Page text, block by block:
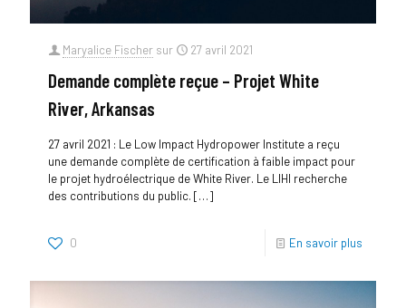
Maryalice Fischer sur 27 avril 2021
Demande complète reçue – Projet White
River, Arkansas
27 avril 2021 : Le Low Impact Hydropower Institute a reçu
une demande complète de certification à faible impact pour
le projet hydroélectrique de White River. Le LIHI recherche
des contributions du public. […]
0 En savoir plus